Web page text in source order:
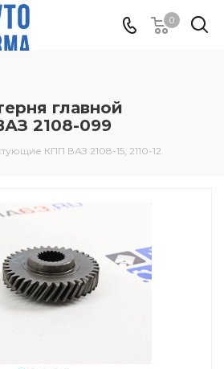
0
главной
2108-099
КПП ВАЗ 2108-15, 2110-12